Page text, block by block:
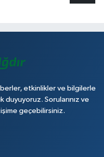
etkinlikler ve bilgilerle
Sorularınız ve
geçebilirsiniz.